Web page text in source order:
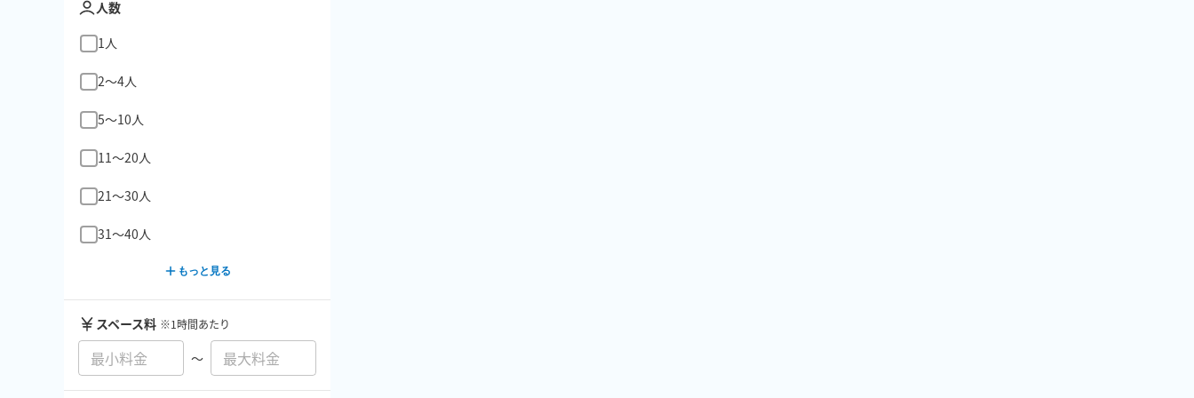
人数
1人
2〜4人
5〜10人
11〜20人
21〜30人
31〜40人
もっと見る
スペース料 ※1時間あたり
〜